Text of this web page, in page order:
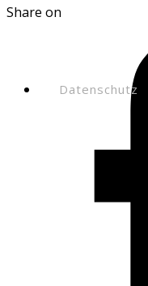
Datenschutz
Share on